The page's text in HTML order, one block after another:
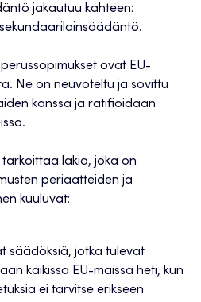
jakautuu kahteen:
ovat EU-
Ne on neuvoteltu ja sovittu
kanssa ja ratifioidaan
lakia, joka on
periaatteiden ja
kuuluvat:
säädöksiä, jotka tulevat
kaikissa EU-maissa heti, kun
ei tarvitse erikseen